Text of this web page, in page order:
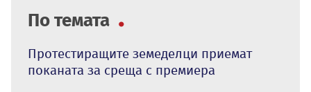
По темата
Протестиращите земеделци приемат
поканата за среща с премиера